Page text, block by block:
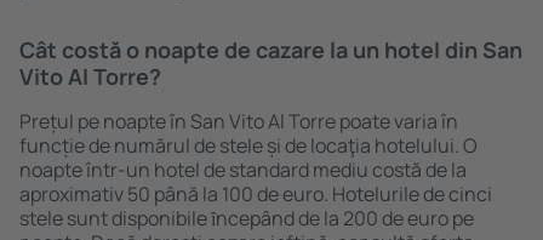
Cât costă o noapte de cazare la un hotel din San
Vito Al Torre?
Prețul pe noapte în San Vito Al Torre poate varia în
funcție de numărul de stele și de locaţia hotelului. O
noapte într-un hotel de standard mediu costă de la
aproximativ 50 până la 100 de euro. Hotelurile de cinci
stele sunt disponibile ȋncepând de la 200 de euro pe